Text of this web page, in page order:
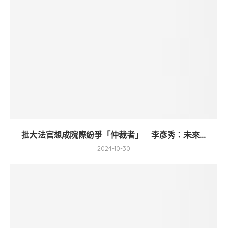
批大法官想成院際紛爭「仲裁者」 李彥秀：未來...
2024-10-30